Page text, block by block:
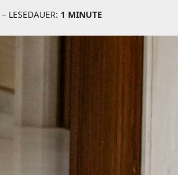
– LESEDAUER: 1 MINUTE